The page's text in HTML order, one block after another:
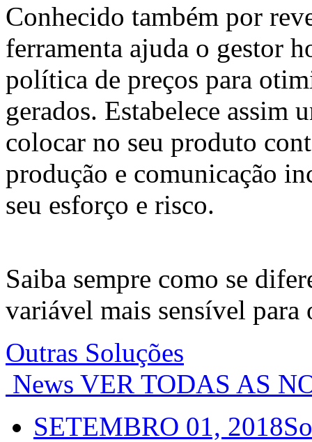
Conhecido também por
ferramenta ajuda o gestor
política de preços para
gerados. Estabelece assim
colocar no seu produto
produção e comunicação
seu esforço e risco.
Saiba sempre como se
variável mais sensível
Outras Soluções
News VER TODAS AS
SETEMBRO 01, 2018